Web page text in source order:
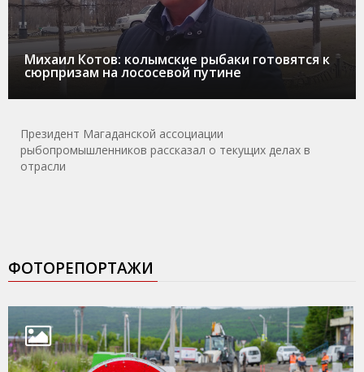
Михаил Котов: колымские рыбаки готовятся к
сюрпризам на лососевой путине
Президент Магаданской ассоциации
рыбопромышленников рассказал о текущих делах в
отрасли
ФОТОРЕПОРТАЖИ